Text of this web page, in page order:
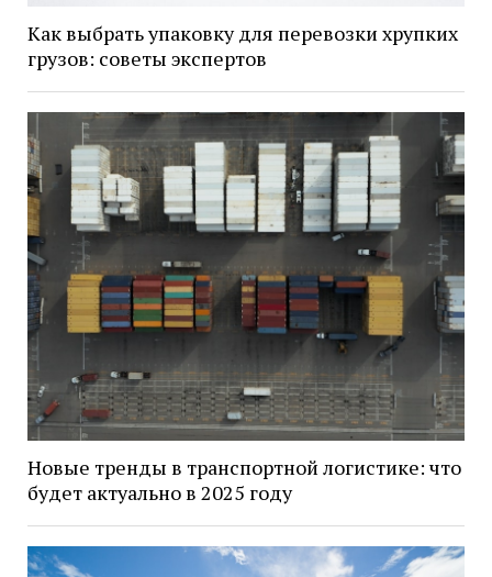
Как выбрать упаковку для перевозки хрупких
грузов: советы экспертов
Новые тренды в транспортной логистике: что
будет актуально в 2025 году